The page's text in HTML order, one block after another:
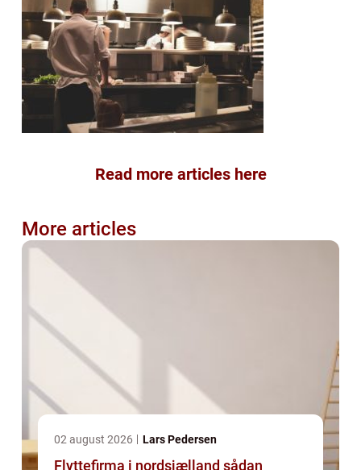
Read more articles here
More articles
02 august 2026 Lars Pedersen
Flyttefirma i nordsjælland sådan